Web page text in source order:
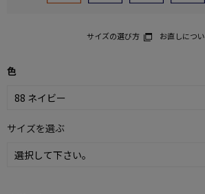
サイズの選び方 お直しにつ
色
サイズを選ぶ